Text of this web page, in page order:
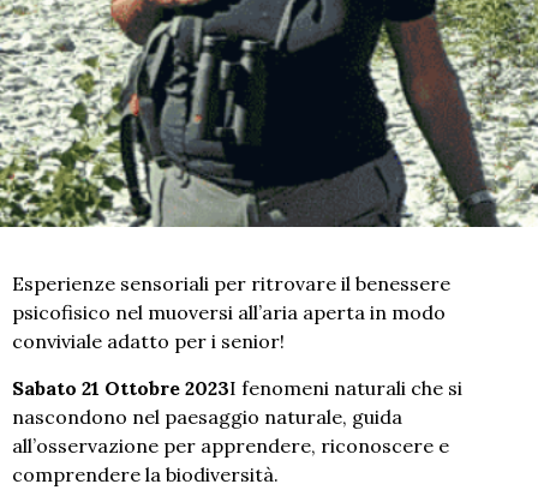
Esperienze sensoriali per ritrovare il benessere
psicofisico nel muoversi all’aria aperta in modo
conviviale adatto per i senior!
Sabato 21 Ottobre 2023I fenomeni naturali che si
nascondono nel paesaggio naturale, guida
all’osservazione per apprendere, riconoscere e
comprendere la biodiversità.